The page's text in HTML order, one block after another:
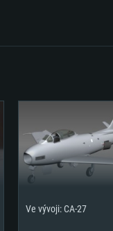
Ve vývoji: CA-27